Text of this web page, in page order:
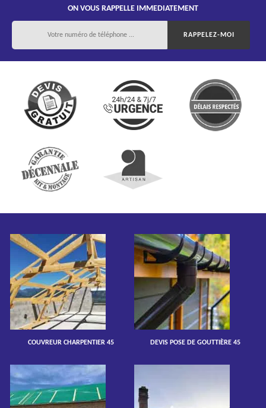
ON VOUS RAPPELLE IMMEDIATEMENT
COUVREUR CHARPENTIER 45 DEVIS POSE DE GOUTTIÈRE 45